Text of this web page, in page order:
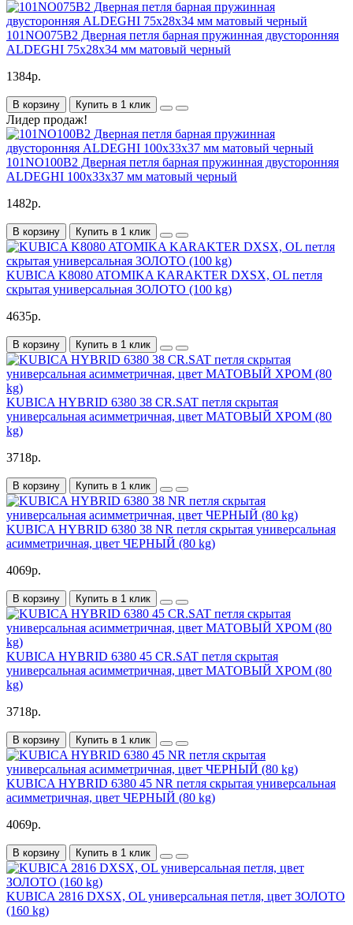
101NO075B2 Дверная петля барная пружинная двусторонняя
ALDEGHI 75x28x34 мм матовый черный
1384р.
В корзину Купить в 1 клик
Лидер продаж!
101NO100B2 Дверная петля барная пружинная двусторонняя
ALDEGHI 100x33x37 мм матовый черный
1482р.
В корзину Купить в 1 клик
KUBICA K8080 ATOMIKA KARAKTER DXSX, OL петля
скрытая универсальная ЗОЛОТО (100 kg)
4635р.
В корзину Купить в 1 клик
KUBICA HYBRID 6380 38 CR.SAT петля скрытая
универсальная асимметричная, цвет МАТОВЫЙ ХРОМ (80
kg)
3718р.
В корзину Купить в 1 клик
KUBICA HYBRID 6380 38 NR петля скрытая универсальная
асимметричная, цвет ЧЕРНЫЙ (80 kg)
4069р.
В корзину Купить в 1 клик
KUBICA HYBRID 6380 45 CR.SAT петля скрытая
универсальная асимметричная, цвет МАТОВЫЙ ХРОМ (80
kg)
3718р.
В корзину Купить в 1 клик
KUBICA HYBRID 6380 45 NR петля скрытая универсальная
асимметричная, цвет ЧЕРНЫЙ (80 kg)
4069р.
В корзину Купить в 1 клик
KUBICA 2816 DXSX, OL универсальная петля, цвет ЗОЛОТО
(160 kg)